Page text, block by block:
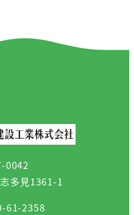
0042
多見1361-1
61-2358